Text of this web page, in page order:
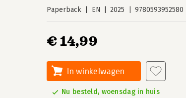
Paperback EN 2025 9780593952580
€ 14,99
In winkelwagen
Nu besteld, woensdag in huis